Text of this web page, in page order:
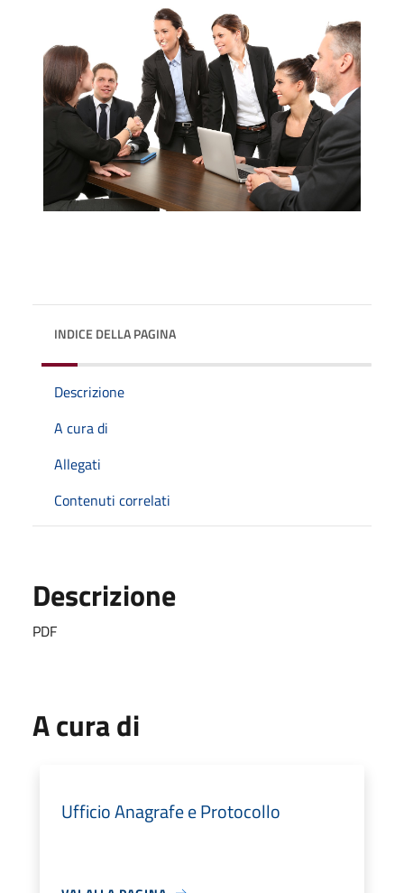
INDICE DELLA PAGINA
Descrizione
A cura di
Allegati
Contenuti correlati
Descrizione
PDF
A cura di
Ufficio Anagrafe e Protocollo